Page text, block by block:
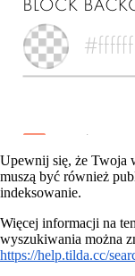
Upewnij się, że Twoja
muszą być również
indeksowanie.
Więcej informacji na
wyszukiwania można
https://help.tilda.cc/